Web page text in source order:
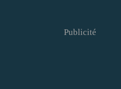
Publicité